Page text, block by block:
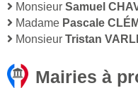
Monsieur Samuel
Madame Pascale
Monsieur Tristan
Mairies à